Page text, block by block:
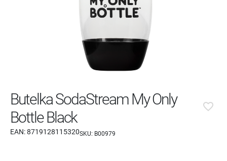
Butelka SodaStream My Only
Bottle Black
EAN:8719128115320SKU: B00979
favorite_border